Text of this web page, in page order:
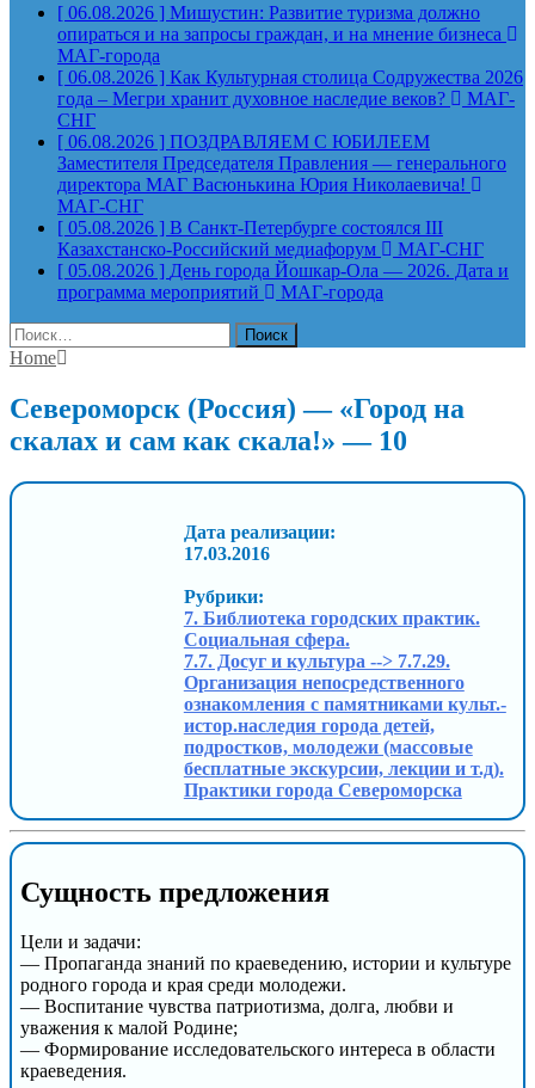
[ 06.08.2026 ] Мишустин: Развитие туризма должно
опираться и на запросы граждан, и на мнение бизнеса
МАГ-города
[ 06.08.2026 ] Как Культурная столица Содружества 2026
года – Мегри хранит духовное наследие веков?
МАГ-
СНГ
[ 06.08.2026 ] ПОЗДРАВЛЯЕМ С ЮБИЛЕЕМ
Заместителя Председателя Правления — генерального
директора МАГ Васюнькина Юрия Николаевича!
МАГ-СНГ
[ 05.08.2026 ] В Санкт-Петербурге состоялся III
Казахстанско-Российский медиафорум
МАГ-СНГ
[ 05.08.2026 ] День города Йошкар-Ола — 2026. Дата и
программа мероприятий
МАГ-города
Найти:
Home
Североморск (Россия) — «Город на
скалах и сам как скала!» — 10
Дата реализации:
17.03.2016
Рубрики:
7. Библиотека городских практик.
Социальная сфера.
7.7. Досуг и культура --> 7.7.29.
Организация непосредственного
ознакомления с памятниками культ.-
истор.наследия города детей,
подростков, молодежи (массовые
бесплатные экскурсии, лекции и т.д).
Практики города Североморска
Сущность предложения
Цели и задачи:
— Пропаганда знаний по краеведению, истории и культуре
родного города и края среди молодежи.
— Воспитание чувства патриотизма, долга, любви и
уважения к малой Родине;
— Формирование исследовательского интереса в области
краеведения.